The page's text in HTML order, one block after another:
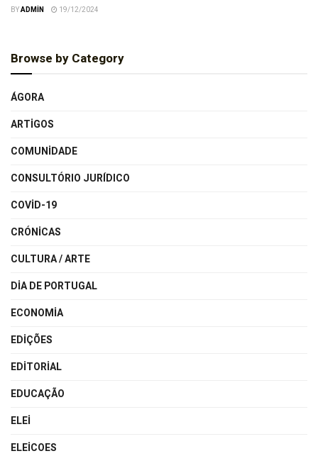
BYADMIN 19/12/2024
Browse by Category
ÁGORA
ARTIGOS
COMUNIDADE
CONSULTÓRIO JURÍDICO
COVID-19
CRÓNICAS
CULTURA / ARTE
DIA DE PORTUGAL
ECONOMIA
EDIÇÕES
EDITORIAL
EDUCAÇÃO
ELEI
ELEICOES